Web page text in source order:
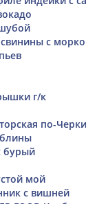
свинины с
г/к
по-
бурый
мой
с вишней